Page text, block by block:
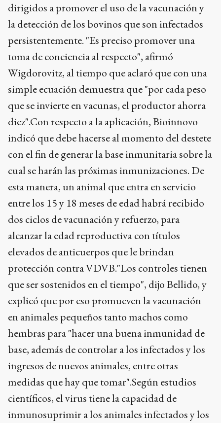
dirigidos a promover el uso de la vacunación y
la detección de los bovinos que son infectados
persistentemente. "Es preciso promover una
toma de conciencia al respecto", afirmó
Wigdorovitz, al tiempo que aclaró que con una
simple ecuación demuestra que "por cada peso
que se invierte en vacunas, el productor ahorra
diez".Con respecto a la aplicación, Bioinnovo
indicó que debe hacerse al momento del destete
con el fin de generar la base inmunitaria sobre la
cual se harán las próximas inmunizaciones. De
esta manera, un animal que entra en servicio
entre los 15 y 18 meses de edad habrá recibido
dos ciclos de vacunación y refuerzo, para
alcanzar la edad reproductiva con títulos
elevados de anticuerpos que le brindan
protección contra VDVB."Los controles tienen
que ser sostenidos en el tiempo", dijo Bellido, y
explicó que por eso promueven la vacunación
en animales pequeños tanto machos como
hembras para "hacer una buena inmunidad de
base, además de controlar a los infectados y los
ingresos de nuevos animales, entre otras
medidas que hay que tomar".Según estudios
científicos, el virus tiene la capacidad de
inmunosuprimir a los animales infectados y los